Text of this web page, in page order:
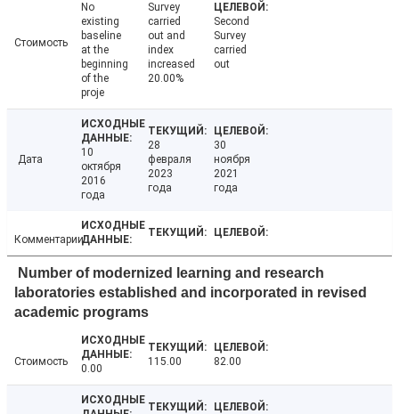
Стоимость
No
existing
baseline
at the
beginning
of the
proje
Survey
carried
out and
index
increased
20.00%
Second
Survey
carried
out
Дата
10
октября
2016
года
28
февраля
2023
года
30
ноября
2021
года
Комментарии
Number of modernized learning and research
laboratories established and incorporated in revised
academic programs
Стоимость
0.00
115.00 82.00